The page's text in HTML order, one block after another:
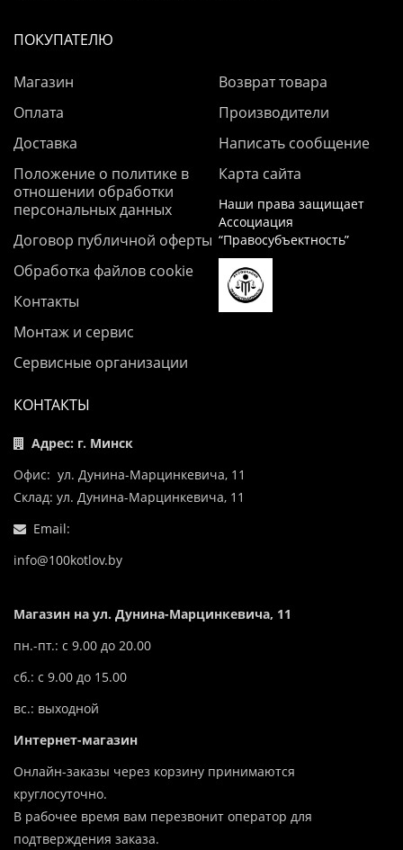
ПОКУПАТЕЛЮ
Магазин
Оплата
Доставка
Положение о политике в
отношении обработки
персональных данных
Договор публичной оферты
Обработка файлов cookie
Контакты
Монтаж и сервис
Сервисные организации
Возврат товара
Производители
Написать сообщение
Карта сайта
Наши права защищает
Ассоциация
“Правосубъектность”
КОНТАКТЫ
Адрес: г. Минск
Офис: ул. Дунина-Марцинкевича, 11
Склад: ул. Дунина-Марцинкевича, 11
Email:
info@100kotlov.by
Магазин на ул. Дунина-Марцинкевича, 11
пн.-пт.: с 9.00 до 20.00
сб.: с 9.00 до 15.00
вс.: выходной
Интернет-магазин
Онлайн-заказы через корзину принимаются
круглосуточно.
В рабочее время вам перезвонит оператор для
подтверждения заказа.